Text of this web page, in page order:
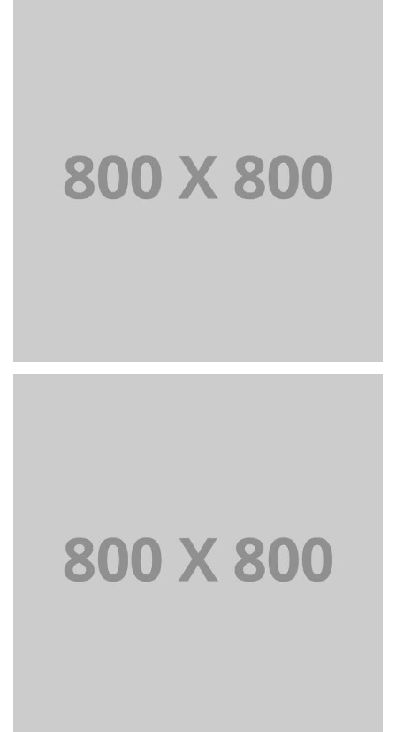
PORTFOLIO TITLE 26
BRANDING AND IDENTITY
PORTFOLIO TITLE 27
WEB AND PHOTOGRAPHY